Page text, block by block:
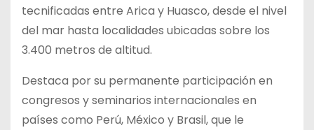
tecnificadas entre Arica y Huasco, desde el nivel
del mar hasta localidades ubicadas sobre los
3.400 metros de altitud.
Destaca por su permanente participación en
congresos y seminarios internacionales en
países como Perú, México y Brasil, que le